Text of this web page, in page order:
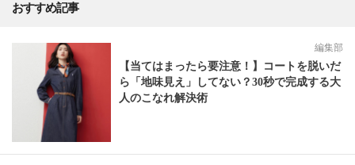
おすすめ記事
編集部
【当てはまったら要注意！】コートを脱いだ
ら「地味見え」してない？30秒で完成する大
人のこなれ解決術